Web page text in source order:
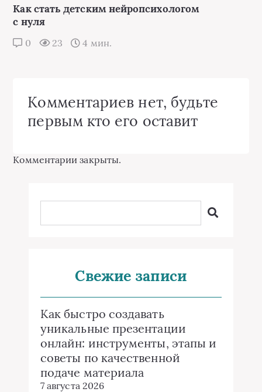
Как стать детским нейропсихологом
с нуля
0 23 4 мин.
Комментариев нет, будьте
первым кто его оставит
Комментарии закрыты.
Свежие записи
Как быстро создавать
уникальные презентации
онлайн: инструменты, этапы и
советы по качественной
подаче материала
7 августа 2026